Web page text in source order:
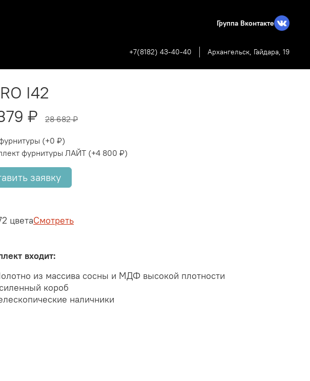
Группа Вконтакте
+7(8182) 43-40-40 Архангельск, Гайдара, 19
I42
₽
28 682 ₽
(+0 ₽)
фурнитуры ЛАЙТ (+4 800 ₽)
заявку
цветаСмотреть
входит:
из массива сосны и МДФ высокой плотности
короб
наличники